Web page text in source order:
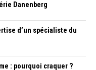
Danenberg
d’un spécialiste du
: pourquoi craquer ?